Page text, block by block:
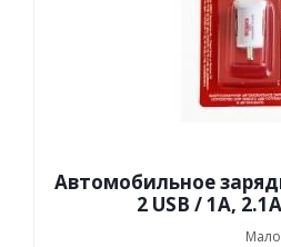
Автомобильное
2 USB / 1А,
Мало